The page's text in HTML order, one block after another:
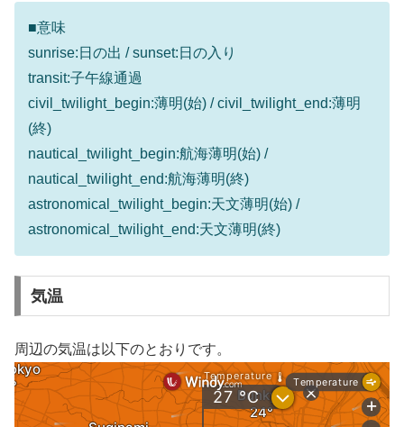
■意味
sunrise:日の出 / sunset:日の入り
transit:子午線通過
civil_twilight_begin:薄明(始) / civil_twilight_end:薄明
(終)
nautical_twilight_begin:航海薄明(始) /
nautical_twilight_end:航海薄明(終)
astronomical_twilight_begin:天文薄明(始) /
astronomical_twilight_end:天文薄明(終)
気温
周辺の気温は以下のとおりです。